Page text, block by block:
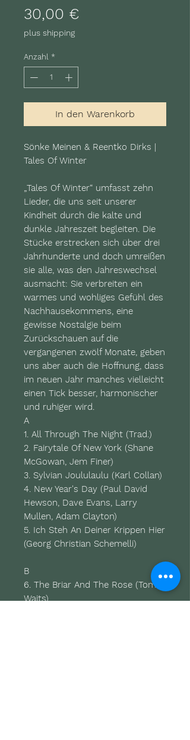
30,00 €
plus shipping
Anzahl *
In den Warenkorb
Sönke Meinen & Reentko Dirks |
Tales Of Winter
„Tales Of Winter“ umfasst zehn
Lieder, die uns seit unserer
Kindheit durch die kalte und
dunkle Jahreszeit begleiten. Die
Stücke erstrecken sich über drei
Jahrhunderte und doch umreißen
sie alle, was den Jahreswechsel
ausmacht: Sie verbreiten ein
warmes und wohliges Gefühl des
Nachhausekommens, eine
gewisse Nostalgie beim
Zurückschauen auf die
vergangenen zwölf Monate, geben
uns aber auch die Hoffnung, dass
im neuen Jahr manches vielleicht
einen Tick besser, harmonischer
und ruhiger wird.
A
1. All Through The Night (Trad.)
2. Fairytale Of New York (Shane
McGowan, Jem Finer)
3. Sylvian Joululaulu (Karl Collan)
4. New Year's Day (Paul David
Hewson, Dave Evans, Larry
Mullen, Adam Clayton)
5. Ich Steh An Deiner Krippen Hier
(Georg Christian Schemelli)
B
6. The Briar And The Rose (Tom
Waits)